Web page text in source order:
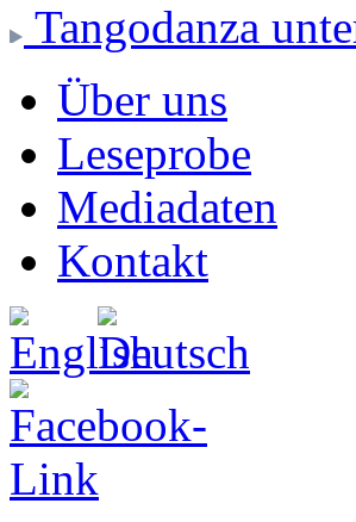
Tangodanza
Über uns
Leseprobe
Mediadaten
Kontakt